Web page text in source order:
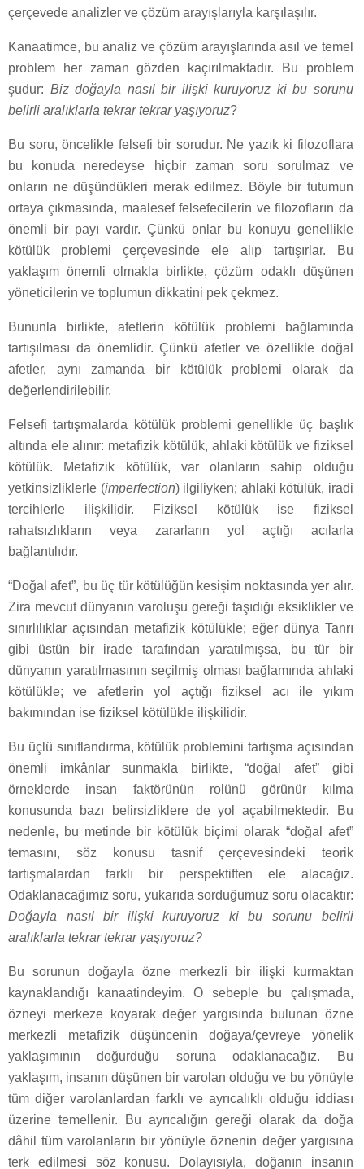
çerçevede analizler ve çözüm arayışlarıyla karşılaşılır.
Kanaatimce, bu analiz ve çözüm arayışlarında asıl ve temel
problem her zaman gözden kaçırılmaktadır. Bu problem
şudur: Biz doğayla nasıl bir ilişki kuruyoruz ki bu sorunu
belirli aralıklarla tekrar tekrar yaşıyoruz?
Bu soru, öncelikle felsefi bir sorudur. Ne yazık ki filozoflara
bu konuda neredeyse hiçbir zaman soru sorulmaz ve
onların ne düşündükleri merak edilmez. Böyle bir tutumun
ortaya çıkmasında, maalesef felsefecilerin ve filozofların da
önemli bir payı vardır. Çünkü onlar bu konuyu genellikle
kötülük problemi çerçevesinde ele alıp tartışırlar. Bu
yaklaşım önemli olmakla birlikte, çözüm odaklı düşünen
yöneticilerin ve toplumun dikkatini pek çekmez.
Bununla birlikte, afetlerin kötülük problemi bağlamında
tartışılması da önemlidir. Çünkü afetler ve özellikle doğal
afetler, aynı zamanda bir kötülük problemi olarak da
değerlendirilebilir.
Felsefi tartışmalarda kötülük problemi genellikle üç başlık
altında ele alınır: metafizik kötülük, ahlaki kötülük ve fiziksel
kötülük. Metafizik kötülük, var olanların sahip olduğu
yetkinsizliklerle (imperfection) ilgiliyken; ahlaki kötülük, iradi
tercihlerle ilişkilidir. Fiziksel kötülük ise fiziksel
rahatsızlıkların veya zararların yol açtığı acılarla
bağlantılıdır.
“Doğal afet”, bu üç tür kötülüğün kesişim noktasında yer alır.
Zira mevcut dünyanın varoluşu gereği taşıdığı eksiklikler ve
sınırlılıklar açısından metafizik kötülükle; eğer dünya Tanrı
gibi üstün bir irade tarafından yaratılmışsa, bu tür bir
dünyanın yaratılmasının seçilmiş olması bağlamında ahlaki
kötülükle; ve afetlerin yol açtığı fiziksel acı ile yıkım
bakımından ise fiziksel kötülükle ilişkilidir.
Bu üçlü sınıflandırma, kötülük problemini tartışma açısından
önemli imkânlar sunmakla birlikte, “doğal afet” gibi
örneklerde insan faktörünün rolünü görünür kılma
konusunda bazı belirsizliklere de yol açabilmektedir. Bu
nedenle, bu metinde bir kötülük biçimi olarak “doğal afet”
temasını, söz konusu tasnif çerçevesindeki teorik
tartışmalardan farklı bir perspektiften ele alacağız.
Odaklanacağımız soru, yukarıda sorduğumuz soru olacaktır:
Doğayla nasıl bir ilişki kuruyoruz ki bu sorunu belirli
aralıklarla tekrar tekrar yaşıyoruz?
Bu sorunun doğayla özne merkezli bir ilişki kurmaktan
kaynaklandığı kanaatindeyim. O sebeple bu çalışmada,
özneyi merkeze koyarak değer yargısında bulunan özne
merkezli metafizik düşüncenin doğaya/çevreye yönelik
yaklaşımının doğurduğu soruna odaklanacağız. Bu
yaklaşım, insanın düşünen bir varolan olduğu ve bu yönüyle
tüm diğer varolanlardan farklı ve ayrıcalıklı olduğu iddiası
üzerine temellenir. Bu ayrıcalığın gereği olarak da doğa
dâhil tüm varolanların bir yönüyle öznenin değer yargısına
terk edilmesi söz konusu. Dolayısıyla, doğanın insanın